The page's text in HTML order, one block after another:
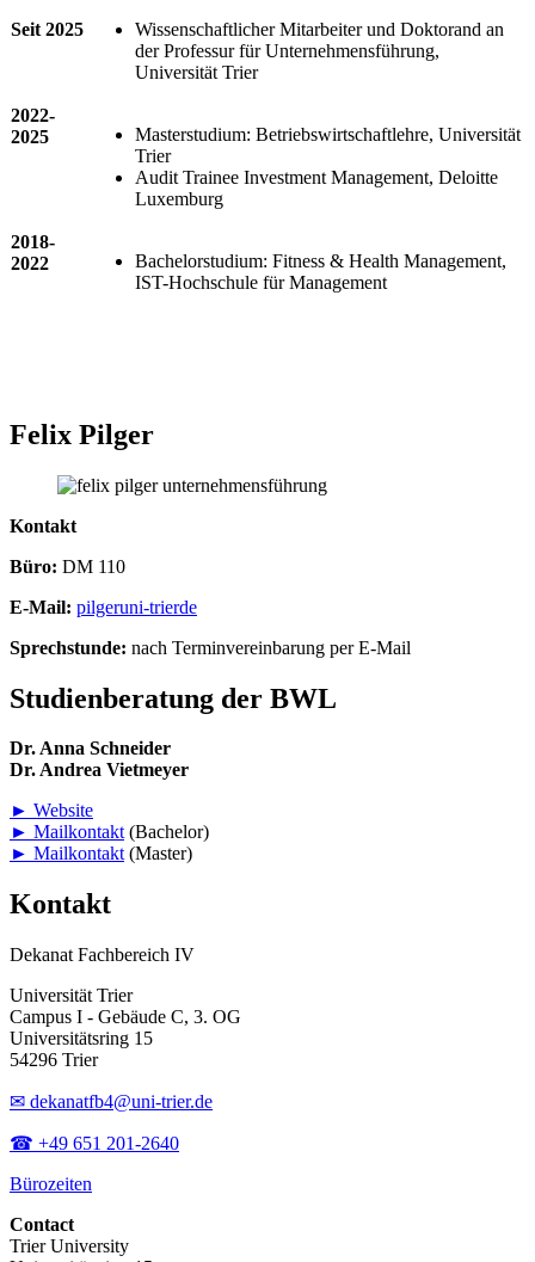
Seit 2025
Wissenschaftlicher Mitarbeiter und Doktorand an
der Professur für Unternehmensführung,
Universität Trier
2022-
2025
Masterstudium: Betriebswirtschaftlehre, Universität
Trier
Audit Trainee Investment Management, Deloitte
Luxemburg
2018-
2022
Bachelorstudium: Fitness & Health Management,
IST-Hochschule für Management
Felix Pilger
Kontakt
Büro: DM 110
E-Mail: pilgeruni-trierde
Sprechstunde: nach Terminvereinbarung per E-Mail
Studienberatung der BWL
Dr. Anna Schneider
Dr. Andrea Vietmeyer
► Website
► Mailkontakt(Bachelor)
► Mailkontakt(Master)
Kontakt
Dekanat Fachbereich IV
Universität Trier
Campus I - Gebäude C, 3. OG
Universitätsring 15
54296 Trier
✉ dekanatfb4@uni-trier.de
☎ +49 651 201-2640
Bürozeiten
Contact
Trier University